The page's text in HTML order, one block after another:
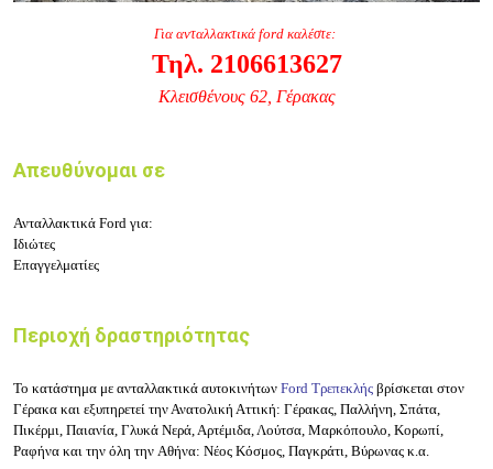
Για ανταλλακτικά ford καλέστε:
Τηλ. 2106613627
Κλεισθένους 62, Γέρακας
Απευθύνομαι σε
Ανταλλακτικά Ford για:
Ιδιώτες
Επαγγελματίες
Περιοχή δραστηριότητας
Το κατάστημα με ανταλλακτικά αυτοκινήτων Ford Τρεπεκλής βρίσκεται στον
Γέρακα και εξυπηρετεί την Ανατολική Αττική: Γέρακας, Παλλήνη, Σπάτα,
Πικέρμι, Παιανία, Γλυκά Νερά, Αρτέμιδα, Λούτσα, Μαρκόπουλο, Κορωπί,
Ραφήνα και την όλη την Αθήνα: Νέος Κόσμος, Παγκράτι, Βύρωνας κ.α.